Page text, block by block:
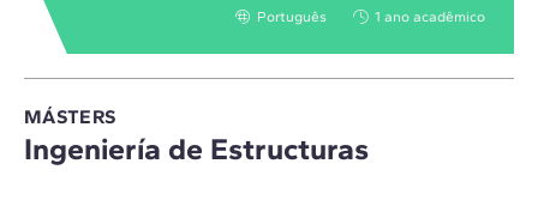
Português 1 ano acadêmico
MÁSTERS
Ingeniería de Estructuras